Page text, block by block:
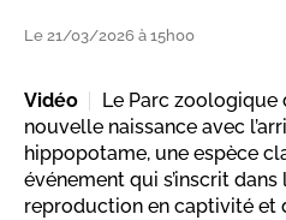
Le 21/03/2026 à 15h00
Vidéo
Le Parc zoologique
nouvelle naissance avec
hippopotame, une espèce
événement qui s’inscrit
reproduction en captivité et